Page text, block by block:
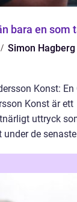
bara en som
Simon Hagberg
Konst: En
Konst är ett
uttryck
de